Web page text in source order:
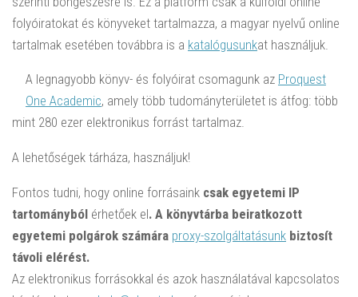
folyóiratokat és könyveket tartalmazza, a magyar nyelvű online
tartalmak esetében továbbra is a katalógusunkat használjuk.
A legnagyobb könyv- és folyóirat csomagunk az Proquest
One Academic, amely több tudományterületet is átfog: több
mint 280 ezer elektronikus forrást tartalmaz.
A lehetőségek tárháza, használjuk!
Fontos tudni, hogy online forrásaink csak egyetemi IP
tartományból érhetőek el. A könyvtárba beiratkozott
egyetemi polgárok számára proxy-szolgáltatásunk biztosít
távoli elérést.
Az elektronikus forrásokkal és azok használatával kapcsolatos